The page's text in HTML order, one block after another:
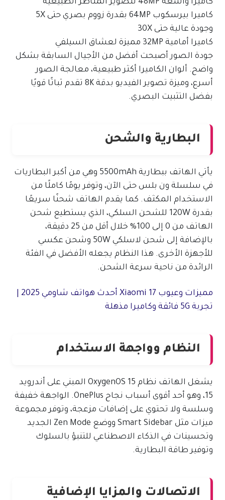
كاميرا واسعة 48MP لتصوير المناظر الطبيعية
كاميرا بيرسكوب 64MP بقدرة زووم بصري حتى 5X
وجودة عالية حتى 30X
كاميرا أمامية 32MP مميزة لعشاق السيلفي
جودة الصور أصبحت أفضل من الأجيال السابقة بشكل
واضح. ألوان الكاميرا أكثر طبيعية، معالجة الصور
أسرع، وميزة تصوير الفيديو بدقة 8K تقدم ثباتًا قويًا
بفضل التثبيت البصري.
البطارية والشحن
يأتي الهاتف ببطارية 5500mAh وهي من أكبر البطاريات
في سلسلة ون بلس حتى الآن، وتوفر يومًا كاملًا من
الاستخدام المكثف. كما يقدم الهاتف شحنًا سريعًا
بقدرة 120W للشحن السلكي، الذي يستطيع شحن
الهاتف من 0 إلى 100% خلال أقل من 25 دقيقة،
بالإضافة إلى شحن لاسلكي 50W وشحن عكسي
للأجهزة الأخرى. هذا النظام يجعله الأفضل في الفئة
الرائدة من ناحية سرعة الشحن.
تجربة 5G فائقة وكاميرا مذهلة
النظام وواجهة الاستخدام
يشغل الهاتف نظام OxygenOS 15 المبني على أندرويد
15، وهو أحد أقوى أسباب نجاح OnePlus. الواجهة خفيفة
وسلسة ولا تحتوي على إضافات مزعجة، وتوفر مجموعة
ميزات مثل Smart Sidebar ووضع Zen Mode الجديد
وتحسينات في الذكاء الاصطناعي للتنبؤ بالسلوك
وتوفير طاقة البطارية.
الاتصالات والمزايا الإضافية